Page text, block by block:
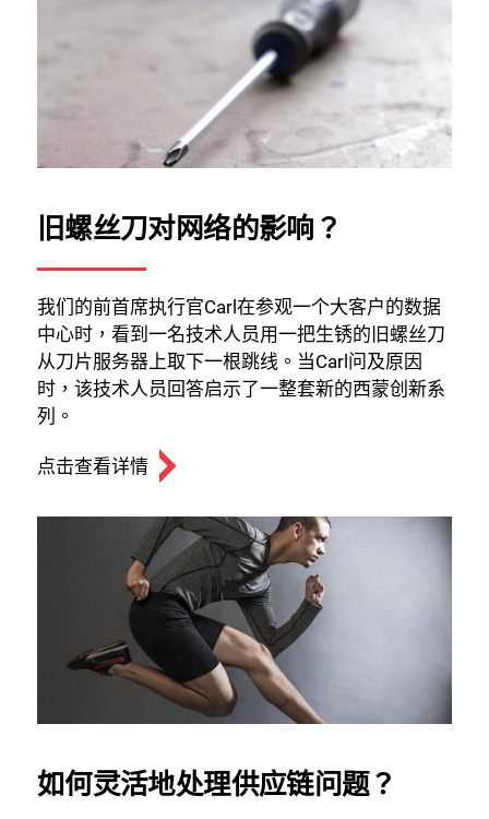
旧螺丝刀对网络的影响？
我们的前首席执行官Carl在参观一个大客户的数据
中心时，看到一名技术人员用一把生锈的旧螺丝刀
从刀片服务器上取下一根跳线。当Carl问及原因
时，该技术人员回答启示了一整套新的西蒙创新系
列。
点击查看详情
如何灵活地处理供应链问题？